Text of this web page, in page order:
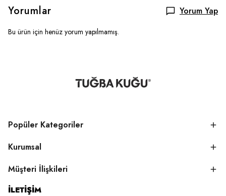
Yorumlar Yorum Yap
Bu ürün için henüz yorum yapılmamış.
Popüler Kategoriler
Kurumsal
Müşteri İlişkileri
İLETİŞİM